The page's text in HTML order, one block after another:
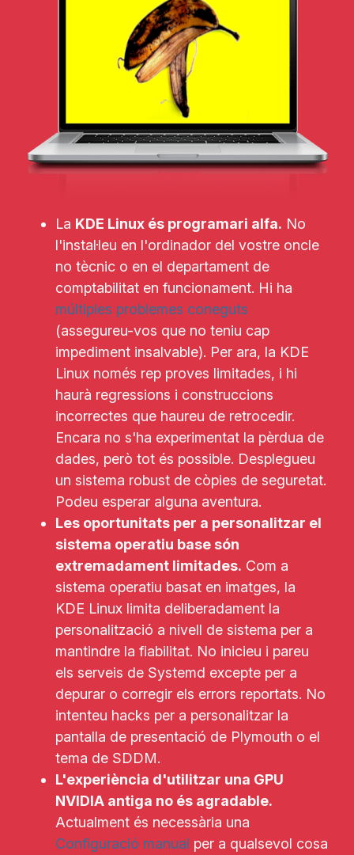
La KDE Linux és programari alfa. No
l'instal·leu en l'ordinador del vostre oncle
no tècnic o en el departament de
comptabilitat en funcionament. Hi ha
múltiples problemes coneguts
(assegureu-vos que no teniu cap
impediment insalvable). Per ara, la KDE
Linux només rep proves limitades, i hi
haurà regressions i construccions
incorrectes que haureu de retrocedir.
Encara no s'ha experimentat la pèrdua de
dades, però tot és possible. Desplegueu
un sistema robust de còpies de seguretat.
Podeu esperar alguna aventura.
Les oportunitats per a personalitzar el
sistema operatiu base són
extremadament limitades. Com a
sistema operatiu basat en imatges, la
KDE Linux limita deliberadament la
personalització a nivell de sistema per a
mantindre la fiabilitat. No inicieu i pareu
els serveis de Systemd excepte per a
depurar o corregir els errors reportats. No
intenteu hacks per a personalitzar la
pantalla de presentació de Plymouth o el
tema de SDDM.
L'experiència d'utilitzar una GPU
NVIDIA antiga no és agradable.
Actualment és necessària una
Configuració manual per a qualsevol cosa